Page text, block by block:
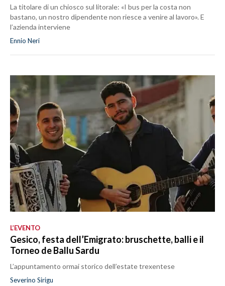
La titolare di un chiosco sul litorale: «I bus per la costa non
bastano, un nostro dipendente non riesce a venire al lavoro». E
l’azienda interviene
Ennio Neri
L’EVENTO
Gesico, festa dell’Emigrato: bruschette, balli e il
Torneo de Ballu Sardu
L’appuntamento ormai storico dell’estate trexentese
Severino Sirigu